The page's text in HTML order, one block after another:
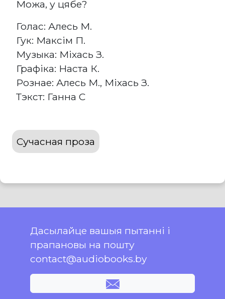
Можа, у цябе?
Голас: Алесь М.
Гук: Максім П.
Музыка: Міхась З.
Графіка: Наста К.
Рознае: Алесь М., Міхась З.
Тэкст: Ганна С
Сучасная проза
Дасылайце вашыя пытанні і
прапановы на пошту
contact@audiobooks.by